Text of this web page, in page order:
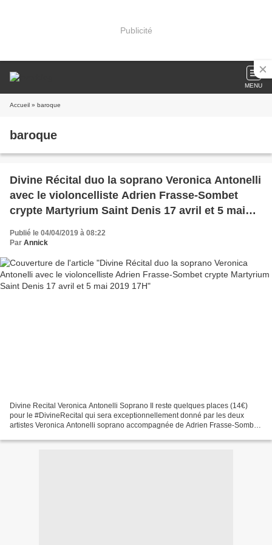
Publicité
MENU
Accueil » baroque
baroque
Divine Récital duo la soprano Veronica Antonelli
avec le violoncelliste Adrien Frasse-Sombet
crypte Martyrium Saint Denis 17 avril et 5 mai
2019 17H
Publié le 04/04/2019 à 08:22
Par Annick
Divine Recital Veronica Antonelli Soprano Il reste quelques places (14€)
pour le #DivineRecital qui sera exceptionnellement donné par les deux
artistes Veronica Antonelli soprano accompagnée de Adrien Frasse-Somber